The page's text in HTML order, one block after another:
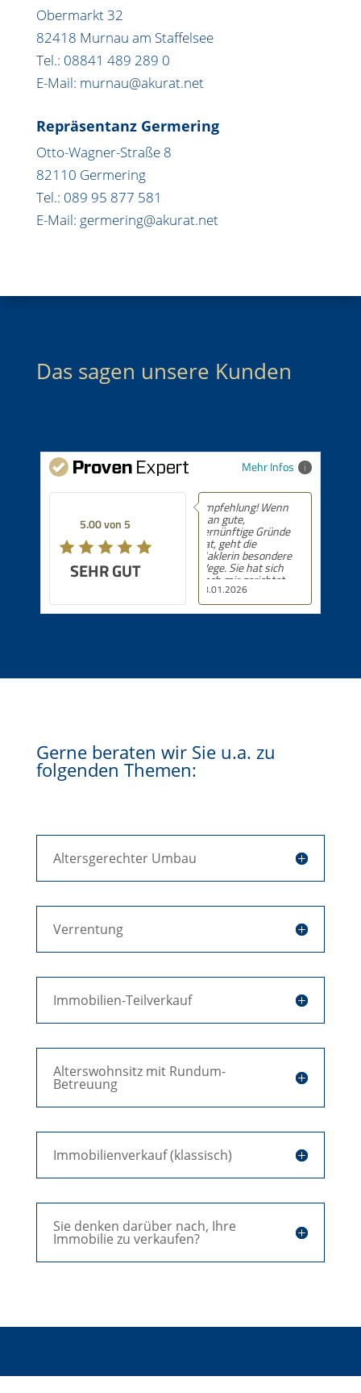
Obermarkt 32
82418 Murnau am Staffelsee
Tel.: 08841 489 289 0
E-Mail: murnau@akurat.net
Repräsentanz Germering
Otto-Wagner-Straße 8
82110 Germering
Tel.: 089 95 877 581
E-Mail: germering@akurat.net
Das sagen unsere Kunden
Mehr Infos
5.00 von 5
SEHR GUT
24.09.2025
Empfehlung! 5 von
5 Sternen.
Gerne beraten wir Sie u.a. zu
folgenden Themen:
Altersgerechter Umbau
Verrentung
Immobilien-Teilverkauf
Alterswohnsitz mit Rundum-
Betreuung
Immobilienverkauf (klassisch)
Sie denken darüber nach, Ihre
Immobilie zu verkaufen?